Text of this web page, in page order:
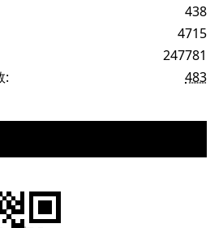
438
4715
247781
483
: